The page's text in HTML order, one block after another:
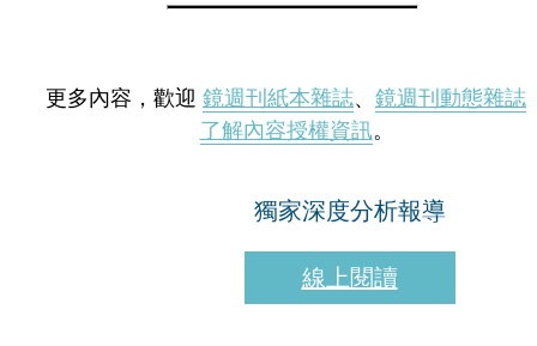
更多內容，歡迎 鏡週刊紙本雜誌、 鏡週刊動態雜誌
了解內容授權資訊。
獨家深度分析報導
線上閱讀